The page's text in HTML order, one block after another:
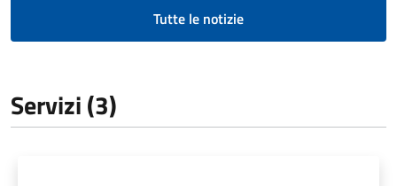
Tutte le notizie
Servizi (3)